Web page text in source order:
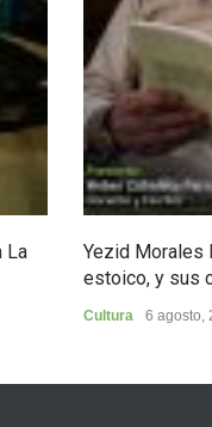
La
Yezid Morales
estoico, y sus
Cultura 6 agosto,